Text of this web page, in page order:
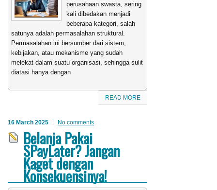
perusahaan swasta, sering
kali dibedakan menjadi
beberapa kategori, salah
satunya adalah permasalahan struktural.
Permasalahan ini bersumber dari sistem,
kebijakan, atau mekanisme yang sudah
melekat dalam suatu organisasi, sehingga sulit
diatasi hanya dengan
READ MORE
16 March 2025 No comments
Belanja Pakai
SPayLater? Jangan
Kaget dengan
Konsekuensinya!